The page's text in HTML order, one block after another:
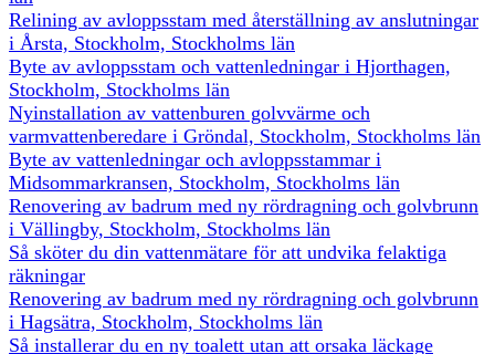
Relining av avloppsstam med återställning av anslutningar
i Årsta, Stockholm, Stockholms län
Byte av avloppsstam och vattenledningar i Hjorthagen,
Stockholm, Stockholms län
Nyinstallation av vattenburen golvvärme och
varmvattenberedare i Gröndal, Stockholm, Stockholms län
Byte av vattenledningar och avloppsstammar i
Midsommarkransen, Stockholm, Stockholms län
Renovering av badrum med ny rördragning och golvbrunn
i Vällingby, Stockholm, Stockholms län
Så sköter du din vattenmätare för att undvika felaktiga
räkningar
Renovering av badrum med ny rördragning och golvbrunn
i Hagsätra, Stockholm, Stockholms län
Så installerar du en ny toalett utan att orsaka läckage